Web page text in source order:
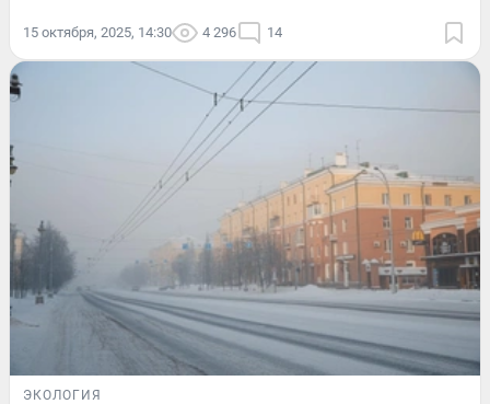
15 октября, 2025, 14:30 4 296 14
ЭКОЛОГИЯ